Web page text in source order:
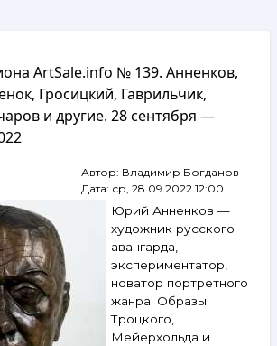
ArtSale.info № 139. Анненков,
Гросицкий, Гаврильчик,
и другие. 28 сентября —
Автор: Владимир Богданов
Дата: ср, 28.09.2022 12:00
Юрий Анненков —
художник русского
авангарда,
экспериментатор,
новатор портретного
жанра. Образы
Троцкого,
Мейерхольда и